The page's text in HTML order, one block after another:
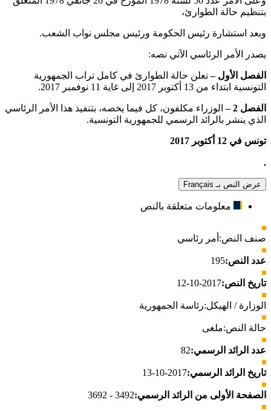
بتنظيم حالة الطوارئ،
وبعد استشارة رئيس الحكومة ورئيس مجلس نواب الشعب.
يصدر الأمر الرئاسي الآتي نصه:
الفصل الأول –تعلن حالة الطوارئ في كامل تراب الجمهورية
التونسية ابتداء من 13 أكتوبر 2017 إلى غاية 11 نوفمبر 2017
.
الفصل 2 –
الوزراء مكلفون، كل فيما يخصه، بتنفيذ هذا الأمر الرئاسي
الذي ينشر بالرائد الرسمي للجمهورية التونسية.
تونس في 12 أكتوبر 2017
.
عرض النص بـ Français
معلومات متعلقة بالنص
صنف النص: أمر رئاسي
عدد النص:195
تاريخ النص:2017-10-12
الوزارة / الهيكل:رئاسة الجمهورية
حالة النص:ملغى
عدد الرائد الرسمي:82
تاريخ الرائد الرسمي:2017-10-13
الصفحة الأولى من الرائد الرسمي:3492 - 3692